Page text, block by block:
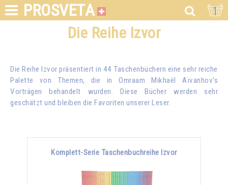
PROSVETA 1
Die Reihe Izvor
Die Reihe Izvor präsentiert in 44 Taschenbüchern eine sehr reiche
Palette von Themen, die inOmraam Mikhaël Aïvanhov's
Vorträgen behandelt wurden. Diese Bücher werden sehr
geschätzt und bleiben die Favoriten unserer Leser.
Komplett-Serie Taschenbuchreihe Izvor